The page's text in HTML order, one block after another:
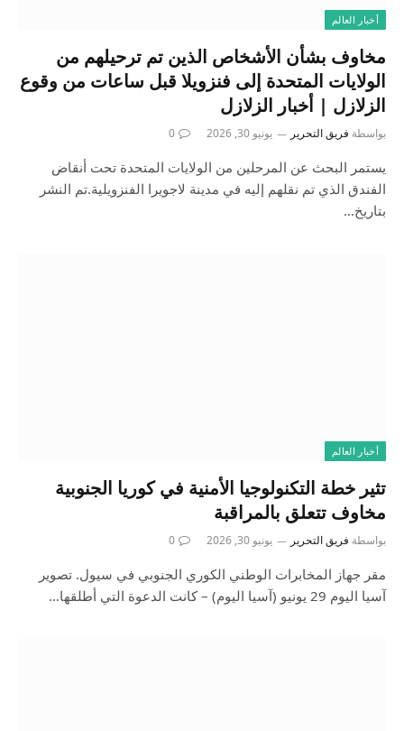
أخبار العالم
مخاوف بشأن الأشخاص الذين تم ترحيلهم من
الولايات المتحدة إلى فنزويلا قبل ساعات من وقوع
الزلازل | أخبار الزلازل
بواسطة فريق التحرير يونيو 30, 2026 0
يستمر البحث عن المرحلين من الولايات المتحدة تحت أنقاض
الفندق الذي تم نقلهم إليه في مدينة لاجويرا الفنزويلية.تم النشر
بتاريخ…
أخبار العالم
تثير خطة التكنولوجيا الأمنية في كوريا الجنوبية
مخاوف تتعلق بالمراقبة
بواسطة فريق التحرير يونيو 30, 2026 0
مقر جهاز المخابرات الوطني الكوري الجنوبي في سيول. تصوير
آسيا اليوم 29 يونيو (آسيا اليوم) – كانت الدعوة التي أطلقها…